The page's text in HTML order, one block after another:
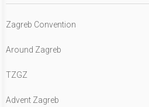
Zagreb Convention
Around Zagreb
TZGZ
Advent Zagreb